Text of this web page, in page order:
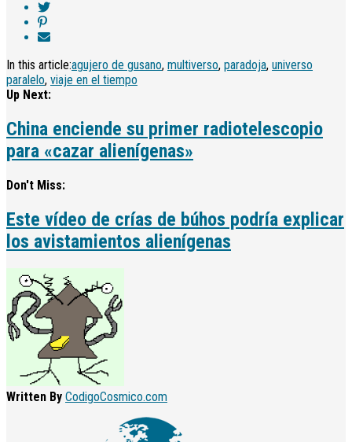
In this article:agujero de gusano, multiverso, paradoja, universo
paralelo, viaje en el tiempo
Up Next:
China enciende su primer radiotelescopio
para «cazar alienígenas»
Don't Miss:
Este vídeo de crías de búhos podría explicar
los avistamientos alienígenas
Written By CodigoCosmico.com